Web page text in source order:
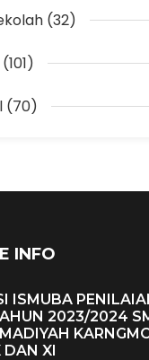
(32)
(70)
INFO
ISMUBA
2023/2024
DAN XI